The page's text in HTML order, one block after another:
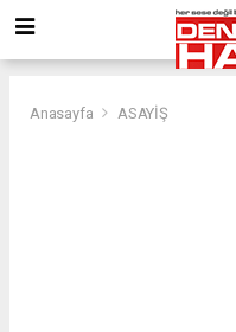
Anasayfa ASAYİŞ